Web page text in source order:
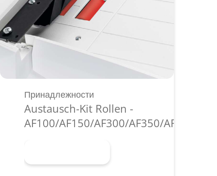
Принадлежности
Austausch-Kit Rollen -
AF100/AF150/AF300/AF350/AF500